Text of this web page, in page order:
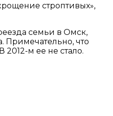
строптивых»,
семьи в Омск,
Примечательно, что
м ее не стало.